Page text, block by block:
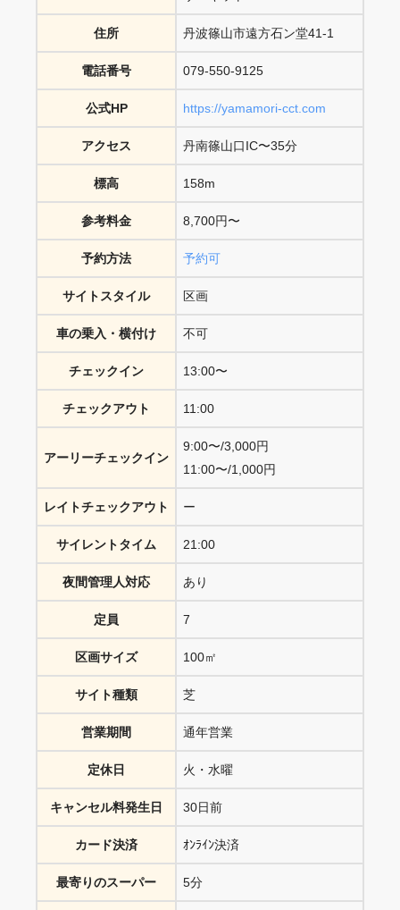
住所 丹波篠山市遠方石ン堂41-1
電話番号 079-550-9125
公式HP https://yamamori-cct.com
アクセス 丹南篠山口IC〜35分
標高 158m
参考料金 8,700円〜
予約方法 予約可
サイトスタイル 区画
車の乗入・横付け 不可
チェックイン 13:00〜
チェックアウト 11:00
アーリーチェックイン
9:00〜/3,000円
11:00〜/1,000円
レイトチェックアウト ー
サイレントタイム 21:00
夜間管理人対応 あり
定員 7
区画サイズ 100㎡
サイト種類 芝
営業期間 通年営業
定休日 火・水曜
キャンセル料発生日 30日前
カード決済 ｵﾝﾗｲﾝ決済
最寄りのスーパー 5分